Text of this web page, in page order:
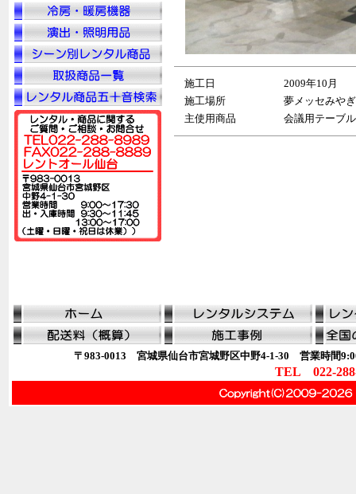
施工日
2009年10月
施工場所
夢メッセみやぎ
主使用商品
会議用テーブ
〒983-0013 宮城県仙台市宮城野区中野4-1-30 営業時間
TEL 022-